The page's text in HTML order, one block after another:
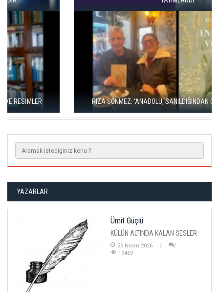
RIZA SÖNMEZ: ‘ANADOLU, SANILDIĞINDAN ÇOK DAHA VEGAN"
YAZARLAR
Ümit Güçlü
KÜLÜN ALTINDA KALAN SESLER
26 Nisan 2026
19469